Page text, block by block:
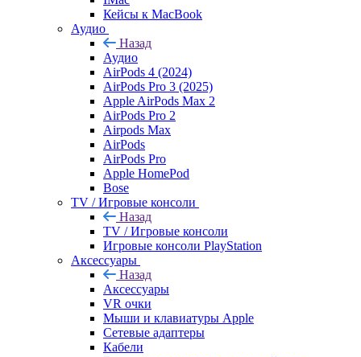
Кейсы к MacBook
Аудио
Назад
Аудио
AirPods 4 (2024)
AirPods Pro 3 (2025)
Apple AirPods Max 2
AirPods Pro 2
Airpods Max
AirPods
AirPods Pro
Apple HomePod
Bose
TV / Игровые консоли
Назад
TV / Игровые консоли
Игровые консоли PlayStation
Аксессуары
Назад
Аксессуары
VR очки
Мыши и клавиатуры Apple
Сетевые адаптеры
Кабели